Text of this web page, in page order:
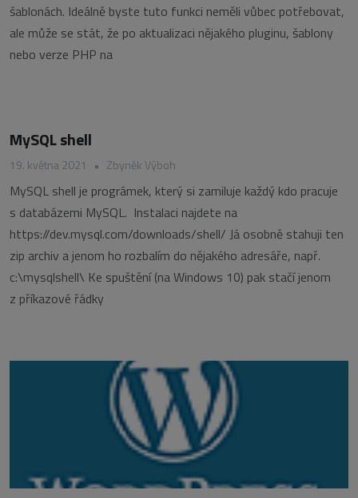
šablonách. Ideálně byste tuto funkci neměli vůbec potřebovat,
ale může se stát, že po aktualizaci nějakého pluginu, šablony
nebo verze PHP na
MySQL shell
19. května 2021 • Zbyněk Výboh
MySQL shell je prográmek, který si zamiluje každý kdo pracuje
s databázemi MySQL. Instalaci najdete na
https://dev.mysql.com/downloads/shell/ Já osobně stahuji ten
zip archiv a jenom ho rozbalím do nějakého adresáře, např.
c:\mysqlshell\ Ke spuštění (na Windows 10) pak stačí jenom
z příkazové řádky